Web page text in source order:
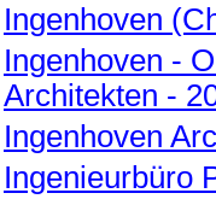
Ingenhoven
Ingenhoven -
Architekten -
Ingenhoven
Ingenieurbüro